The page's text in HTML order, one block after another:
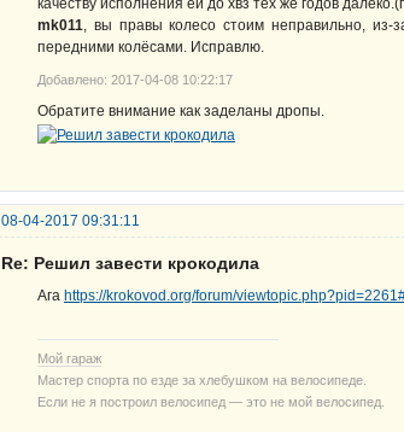
качеству исполнения ей до хвз тех же годов
mk011, вы правы колесо стоим неправильно, из-
передними колёсами. Исправлю.
Добавлено: 2017-04-08 10:22:17
Обратите внимание как заделаны дропы.
08-04-2017 09:31:11
Re: Решил завести крокодила
Ага https://krokovod.org/forum/
Мой гараж
Мастер спорта по езде за хлебушком на велосипеде.
Если не я построил велосипед — это не мой велосипед.